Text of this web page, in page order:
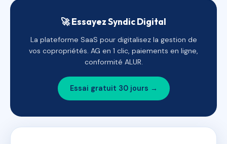
🚀 Essayez Syndic Digital
La plateforme SaaS pour digitalisez la gestion de
vos copropriétés. AG en 1 clic, paiements en ligne,
conformité ALUR.
Essai gratuit 30 jours →